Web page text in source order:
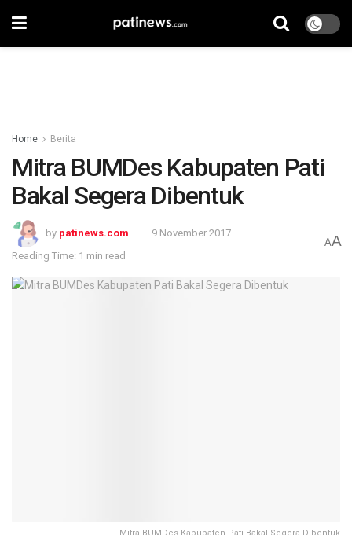
Home Berita
Mitra BUMDes Kabupaten Pati
Bakal Segera Dibentuk
by patinews.com
9 November 2017
Reading Time: 1 min read
AA